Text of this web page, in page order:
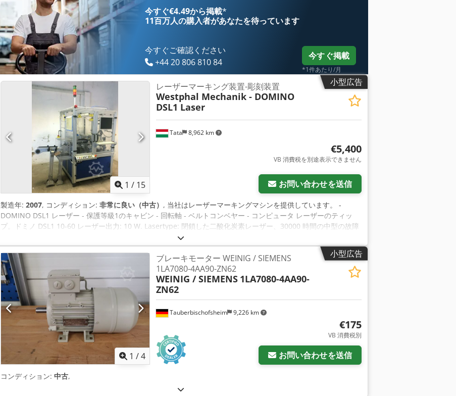
今すぐ€4.49から掲載*
11百万人の購入者があなたを待っています
今すぐご確認ください
+44 20 806 810 84
今すぐ掲載
*1件あたり/月
小型広告
1 / 15
Tata 8,962 km
レーザーマーキング装置-彫刻装置
Westphal Mechanik - DOMINO
DSL1 Laser
€5,400
VB 消費税を別途表示できません
お問い合わせを送信
製造年: 2007, コンディション: 非常に良い（中古） , 当社はレーザーマーキングマシンを提供しています。 -
DOMINO DSL1 レーザー - 保護等級1のキャビン - 回転軸 - ベルトコンベヤー - コンピュータ レーザーのティッ
プ。ドミノ DSL1 10-60 レーザー出力: 10 W. Lasertype: 閉鎖した二酸化炭素レーザー、30000 時間の中型の故障
自由な時間 1秒あたりの文字数：400文字（製品の材質やシステム構成による 文字の高さ: 0.5～120mm (0.02～
119.89mm) 焦点距離：100mm（オプション208mm ラベリングフィールド: 60 x 60 mm フォント擬似 True タ
イプ レーザーの頭部: ステンレス鋼およびアルミニウムから成っている構造 操作のtemperatur: 15 - 38 C 冷却:
空気 ダイナマークソフトウェア CO2レーザーでマーキングできる材料は以下の通りです。 - 塗装またはコーティ
ングされた金属 - ガラス Dceded N Hguspfx Ai Isk - 陶器 - カートン - 異なったタイプのプラスチック
小型広告
1 /4
Tauberbischofsheim 9,226 km
ブレーキモーター WEINIG / SIEMENS
1LA7080-4AA90-ZN62
WEINIG / SIEMENS 1LA7080-4AA90-
ZN62
€175
VB 消費税別
お問い合わせを送信
コンディション: 中古,